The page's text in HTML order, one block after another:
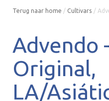
Terug naar home / Cultivars /
Advendo -
Original
LA/